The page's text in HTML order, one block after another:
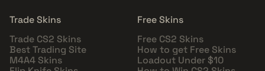
Trade Skins
Trade CS2 Skins
Best Trading Site
M4A4 Skins
Free Skins
Free CS2 Skins
How to get Free Skins
Loadout Under $10